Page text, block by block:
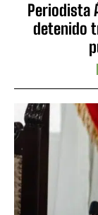
Periodista
detenido